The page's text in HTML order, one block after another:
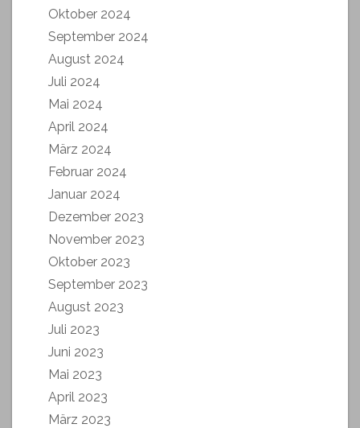
Oktober 2024
September 2024
August 2024
Juli 2024
Mai 2024
April 2024
März 2024
Februar 2024
Januar 2024
Dezember 2023
November 2023
Oktober 2023
September 2023
August 2023
Juli 2023
Juni 2023
Mai 2023
April 2023
März 2023